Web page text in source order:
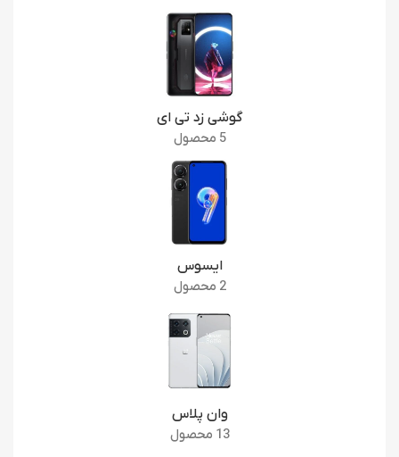
گوشی زد تی ای
5 محصول
ایسوس
2 محصول
وان پلاس
13 محصول